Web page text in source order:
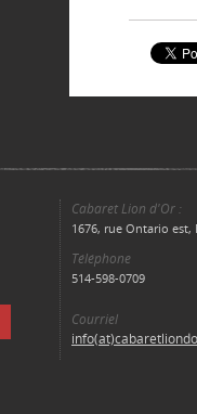
Cabaret Lion d'Or :
1676, rue Ontario est,
Téléphone
514-598-0709
Courriel